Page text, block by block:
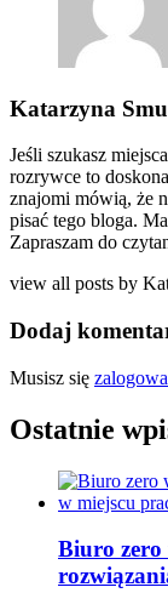
Katarzyna
Jeśli szukasz
rozrywce to
znajomi mówią, że
pisać tego bloga.
Zapraszam do
view all posts by
Dodaj
Musisz się
Ostatnie
Biuro zero